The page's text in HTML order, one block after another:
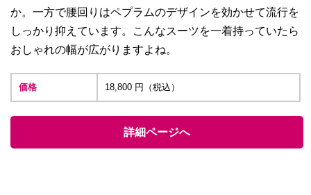
か。一方で腰回りはペプラムのデザインを効かせて流行を
しっかり抑えています。こんなスーツを一着持っていたら
おしゃれの幅が広がりますよね。
価格 18,800 円（税込）
詳細ページへ